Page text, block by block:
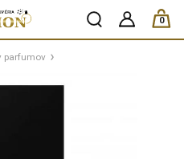
0
ks /
parfumov